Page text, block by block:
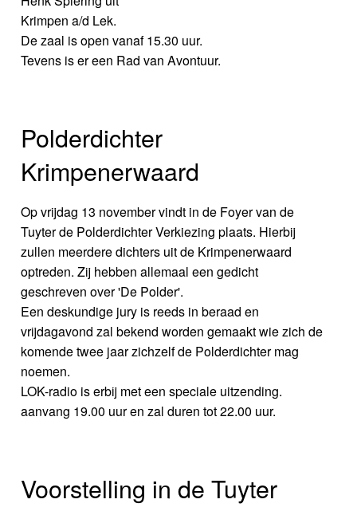
Krimpen a/d Lek.
De zaal is open vanaf 15.30 uur.
Tevens is er een Rad van Avontuur.
Polderdichter
Krimpenerwaard
Op vrijdag 13 november vindt in de Foyer van de
Tuyter de Polderdichter Verkiezing plaats. Hierbij
zullen meerdere dichters uit de Krimpenerwaard
optreden. Zij hebben allemaal een gedicht
geschreven over 'De Polder'.
Een deskundige jury is reeds in beraad en
vrijdagavond zal bekend worden gemaakt wie zich de
komende twee jaar zichzelf de Polderdichter mag
noemen.
LOK-radio is erbij met een speciale uitzending.
aanvang 19.00 uur en zal duren tot 22.00 uur.
Voorstelling in de Tuyter